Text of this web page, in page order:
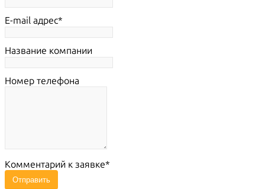
E-mail адрес
Название компании
Номер телефона
Комментарий к заявке
Отправить